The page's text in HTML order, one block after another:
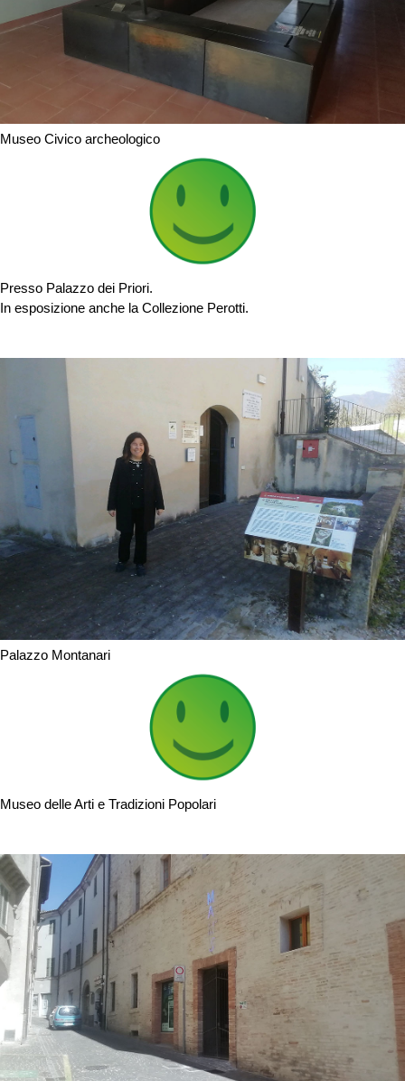
Museo Civico archeologico
Presso Palazzo dei Priori.
In esposizione anche la Collezione Perotti.
Palazzo Montanari
Museo delle Arti e Tradizioni Popolari